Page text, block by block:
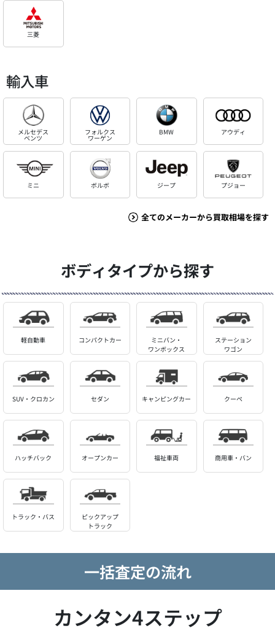
三菱
輸入車
メルセデス
ベンツ
フォルクス
ワーゲン
BMW アウディ
ミニ ボルボ ジープ プジョー
全てのメーカーから買取相場を探す
ボディタイプから探す
軽自動車 コンパクトカー
ミニバン・
ワンボックス
ステーション
ワゴン
SUV・クロカン セダン キャンピングカー クーペ
ハッチバック オープンカー 福祉車両 商用車・バン
トラック・バス
ピックアップ
トラック
一括査定の流れ
カンタン4ステップ